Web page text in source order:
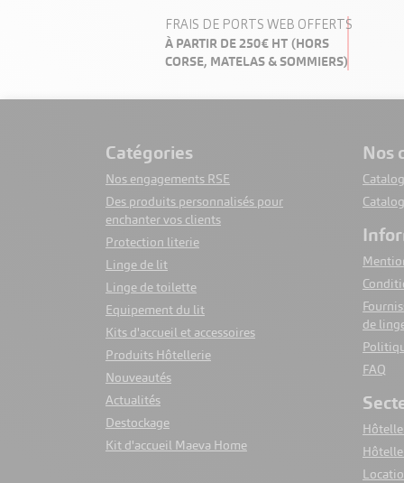
Protège Oreiller Jetable Confort
A partir de
0,25 €HT
FRAIS DE PORTS WEB OFFERTS
À PARTIR DE 250€ HT (HORS
CORSE, MATELAS & SOMMIERS)
catégories
Nos engagements RSE
Des produits personnalisés pour
enchanter vos clients
Protection literie
Linge de lit
Linge de toilette
Equipement du lit
Kits d'accueil et accessoires
Produits Hôtellerie
Nouveautés
Actualités
Destockage
Kit d'accueil Maeva Home
de
FAQ